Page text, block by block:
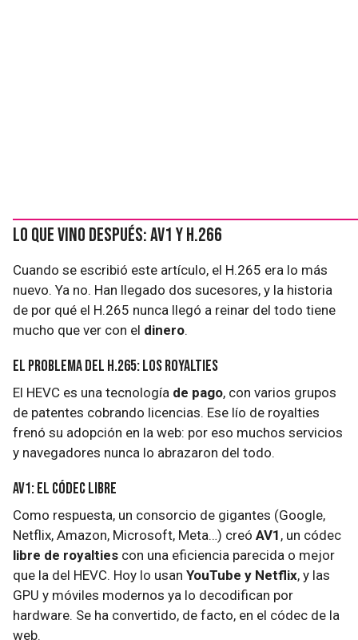
Lo que vino después: AV1 y H.266
Cuando se escribió este artículo, el H.265 era lo más
nuevo. Ya no. Han llegado dos sucesores, y la historia
de por qué el H.265 nunca llegó a reinar del todo tiene
mucho que ver con el dinero.
El problema del H.265: los royalties
El HEVC es una tecnología de pago, con varios grupos
de patentes cobrando licencias. Ese lío de royalties
frenó su adopción en la web: por eso muchos servicios
y navegadores nunca lo abrazaron del todo.
AV1: el códec libre
Como respuesta, un consorcio de gigantes (Google,
Netflix, Amazon, Microsoft, Meta…) creó AV1 , un códec
libre de royalties con una eficiencia parecida o mejor
que la del HEVC. Hoy lo usan YouTube y Netflix, y las
GPU y móviles modernos ya lo decodifican por
hardware. Se ha convertido, de facto, en el códec de la
web.